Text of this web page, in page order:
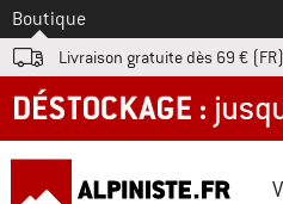
Vers le
Boutique
Livraison gratuite dès 69 € (FR)
DÉSTOCKAGE : jusqu'à -60 %